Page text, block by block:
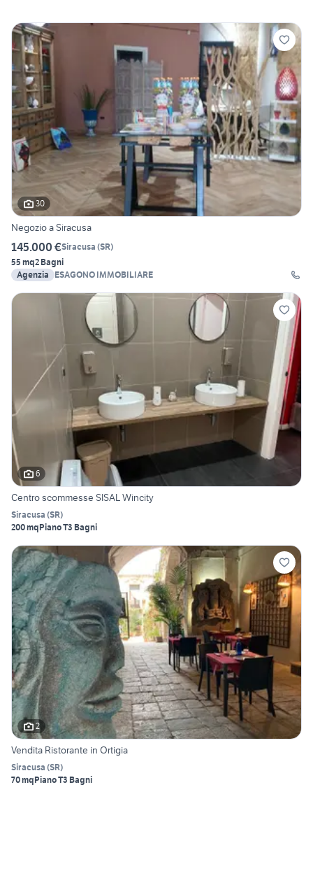
30
Negozio a Siracusa
145.000 €Siracusa (SR)
55 mq2 Bagni
Agenzia
ESAGONO IMMOBILIARE
6
Centro scommesse SISAL Wincity
Siracusa (SR)
200 mqPiano T3 Bagni
2
Vendita Ristorante in Ortigia
Siracusa (SR)
70 mqPiano T3 Bagni